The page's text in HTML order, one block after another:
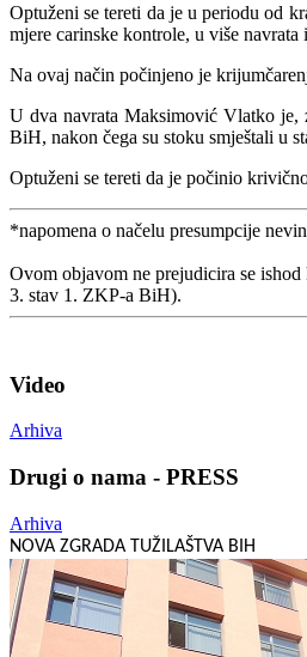
Optuženi se tereti da je u periodu od
mjere carinske kontrole, u više
Na ovaj način počinjeno je
U dva navrata Maksimović Vlatko je,
BiH, nakon čega su stoku smještali u
Optuženi se tereti da je počinio
*napomena o načelu presumpcije
Ovom objavom ne prejudicira se
3. stav 1. ZKP-a BiH).
Video
Arhiva
Drugi o nama - PRESS
Arhiva
NOVA ZGRADA TUŽILAŠTVA BIH